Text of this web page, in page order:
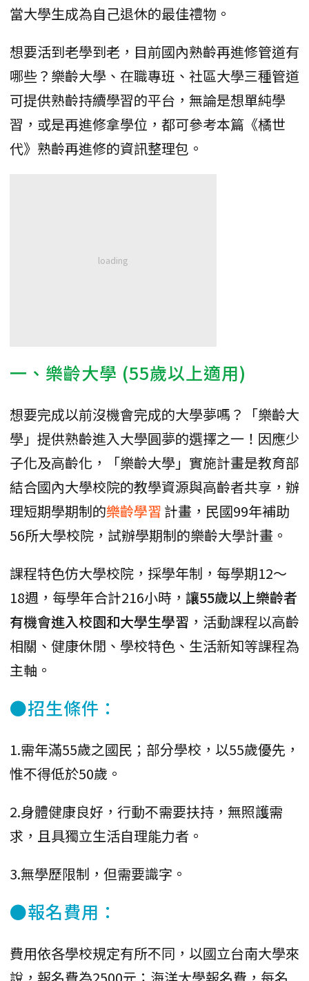
當大學生成為自己退休的最佳禮物。
想要活到老學到老，目前國內熟齡再進修管道有
哪些？樂齡大學、在職專班、社區大學三種管道
可提供熟齡持續學習的平台，無論是想單純學
習，或是再進修拿學位，都可參考本篇《橘世
代》熟齡再進修的資訊整理包。
一、樂齡大學 (55歲以上適用)
想要完成以前沒機會完成的大學夢嗎？「樂齡大
學」提供熟齡進入大學圓夢的選擇之一！因應少
子化及高齡化，「樂齡大學」實施計畫是教育部
結合國內大學校院的教學資源與高齡者共享，辦
理短期學期制的樂齡學習 計畫，民國99年補助
56所大學校院，試辦學期制的樂齡大學計畫。
課程特色仿大學校院，採學年制，每學期12～
18週，每學年合計216小時， 讓55歲以上樂齡者
有機會進入校園和大學生學習 ，活動課程以高齡
相關、健康休閒、學校特色、生活新知等課程為
主軸。
●招生條件：
1.需年滿55歲之國民；部分學校，以55歲優先，
惟不得低於50歲。
2.身體健康良好，行動不需要扶持，無照護需
求，且具獨立生活自理能力者。
3.無學歷限制，但需要識字。
●報名費用：
費用依各學校規定有所不同，以國立台南大學來